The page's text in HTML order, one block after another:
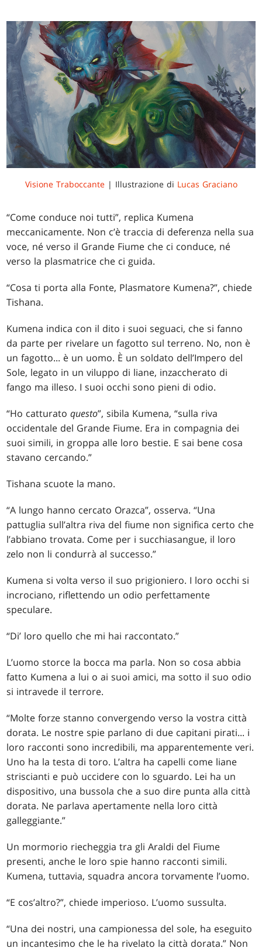
Visione Traboccante | Illustrazione di Lucas Graciano
“Come conduce noi tutti”, replica Kumena
meccanicamente. Non c’è traccia di deferenza nella sua
voce, né verso il Grande Fiume che ci conduce, né
verso la plasmatrice che ci guida.
“Cosa ti porta alla Fonte, Plasmatore Kumena?”, chiede
Tishana.
Kumena indica con il dito i suoi seguaci, che si fanno
da parte per rivelare un fagotto sul terreno. No, non è
un fagotto... è un uomo. È un soldato dell’Impero del
Sole, legato in un viluppo di liane, inzaccherato di
fango ma illeso. I suoi occhi sono pieni di odio.
“Ho catturatoquesto”, sibila Kumena, “sulla riva
occidentale del Grande Fiume. Era in compagnia dei
suoi simili, in groppa alle loro bestie. E sai bene cosa
stavano cercando.”
Tishana scuote la mano.
“A lungo hanno cercato Orazca”, osserva. “Una
pattuglia sull’altra riva del fiume non significa certo che
l’abbiano trovata. Come per i succhiasangue, il loro
zelo non li condurrà al successo.”
Kumena si volta verso il suo prigioniero. I loro occhi si
incrociano, riflettendo un odio perfettamente
speculare.
“Di’ loro quello che mi hai raccontato.”
L’uomo storce la bocca ma parla. Non so cosa abbia
fatto Kumena a lui o ai suoi amici, ma sotto il suo odio
si intravede il terrore.
“Molte forze stanno convergendo verso la vostra città
dorata. Le nostre spie parlano di due capitani pirati... i
loro racconti sono incredibili, ma apparentemente veri.
Uno ha la testa di toro. L’altra ha capelli come liane
striscianti e può uccidere con lo sguardo. Lei ha un
dispositivo, una bussola che a suo dire punta alla città
dorata. Ne parlava apertamente nella loro città
galleggiante.”
Un mormorio riecheggia tra gli Araldi del Fiume
presenti, anche le loro spie hanno racconti simili.
Kumena, tuttavia, squadra ancora torvamente l’uomo.
“E cos’altro?”, chiede imperioso. L’uomo sussulta.
“Una dei nostri, una campionessa del sole, ha eseguito
un incantesimo che le ha rivelato la città dorata.” Non